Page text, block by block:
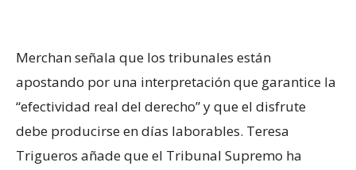
Merchan señala que los tribunales están
apostando por una interpretación que garantice la
“efectividad real del derecho” y que el disfrute
debe producirse en días laborables. Teresa
Trigueros añade que el Tribunal Supremo ha